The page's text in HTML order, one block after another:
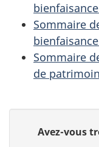
Sommaire
Sommaire
de
Avez-vous